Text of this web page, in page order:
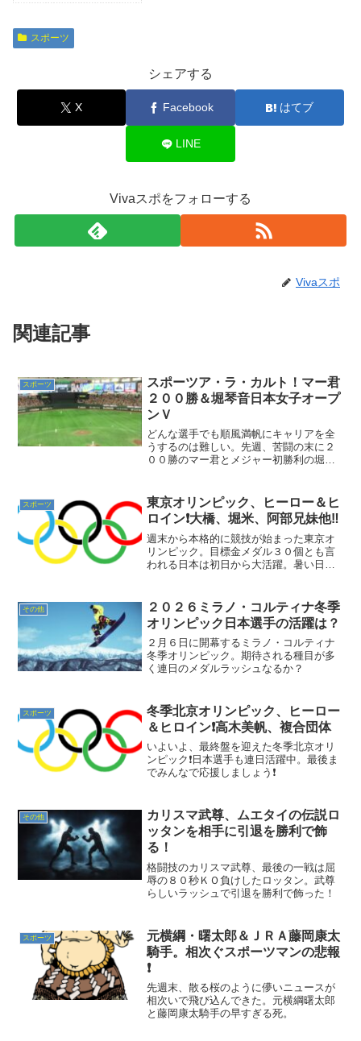
スポーツ
シェアする
X Facebook はてブ
LINE
Vivaスポをフォローする
Vivaスポ
関連記事
スポーツ
スポーツア・ラ・カルト！マー君
２００勝＆堀琴音日本女子オープ
ンＶ
どんな選手でも順風満帆にキャリアを全
うするのは難しい。先週、苦闘の末に２
００勝のマー君とメジャー初勝利の堀琴
スポーツ
東京オリンピック、ヒーロー＆ヒ
ロイン❗大橋、堀米、阿部兄妹他‼️
週末から本格的に競技が始まった東京オ
リンピック。目標金メダル３０個とも言
われる日本は初日から大活躍。暑い日本
書き記すと共に、勝者のみならずメダル
獲得ならなかった選手にも...
その他
２０２６ミラノ・コルティナ冬季
オリンピック日本選手の活躍は？
２月６日に開幕するミラノ・コルティナ
冬季オリンピック。期待される種目が多
く連日のメダルラッシュなるか？
スポーツ
冬季北京オリンピック、ヒーロー
＆ヒロイン❗高木美帆、複合団体
いよいよ、最終盤を迎えた冬季北京オリ
ンピック❗日本選手も連日活躍中。最後ま
でみんなで応援しましょう❗
その他
カリスマ武尊、ムエタイの伝説ロ
ッタンを相手に引退を勝利で飾
る！
格闘技のカリスマ武尊、最後の一戦は屈
辱の８０秒ＫＯ負けしたロッタン。武尊
らしいラッシュで引退を勝利で飾った！
スポーツ
元横綱・曙太郎＆ＪＲＡ藤岡康太
騎手。相次ぐスポーツマンの悲報
❗
先週末、散る桜のように儚いニュースが
相次いで飛び込んできた。元横綱曙太郎
と藤岡康太騎手の早すぎる死。